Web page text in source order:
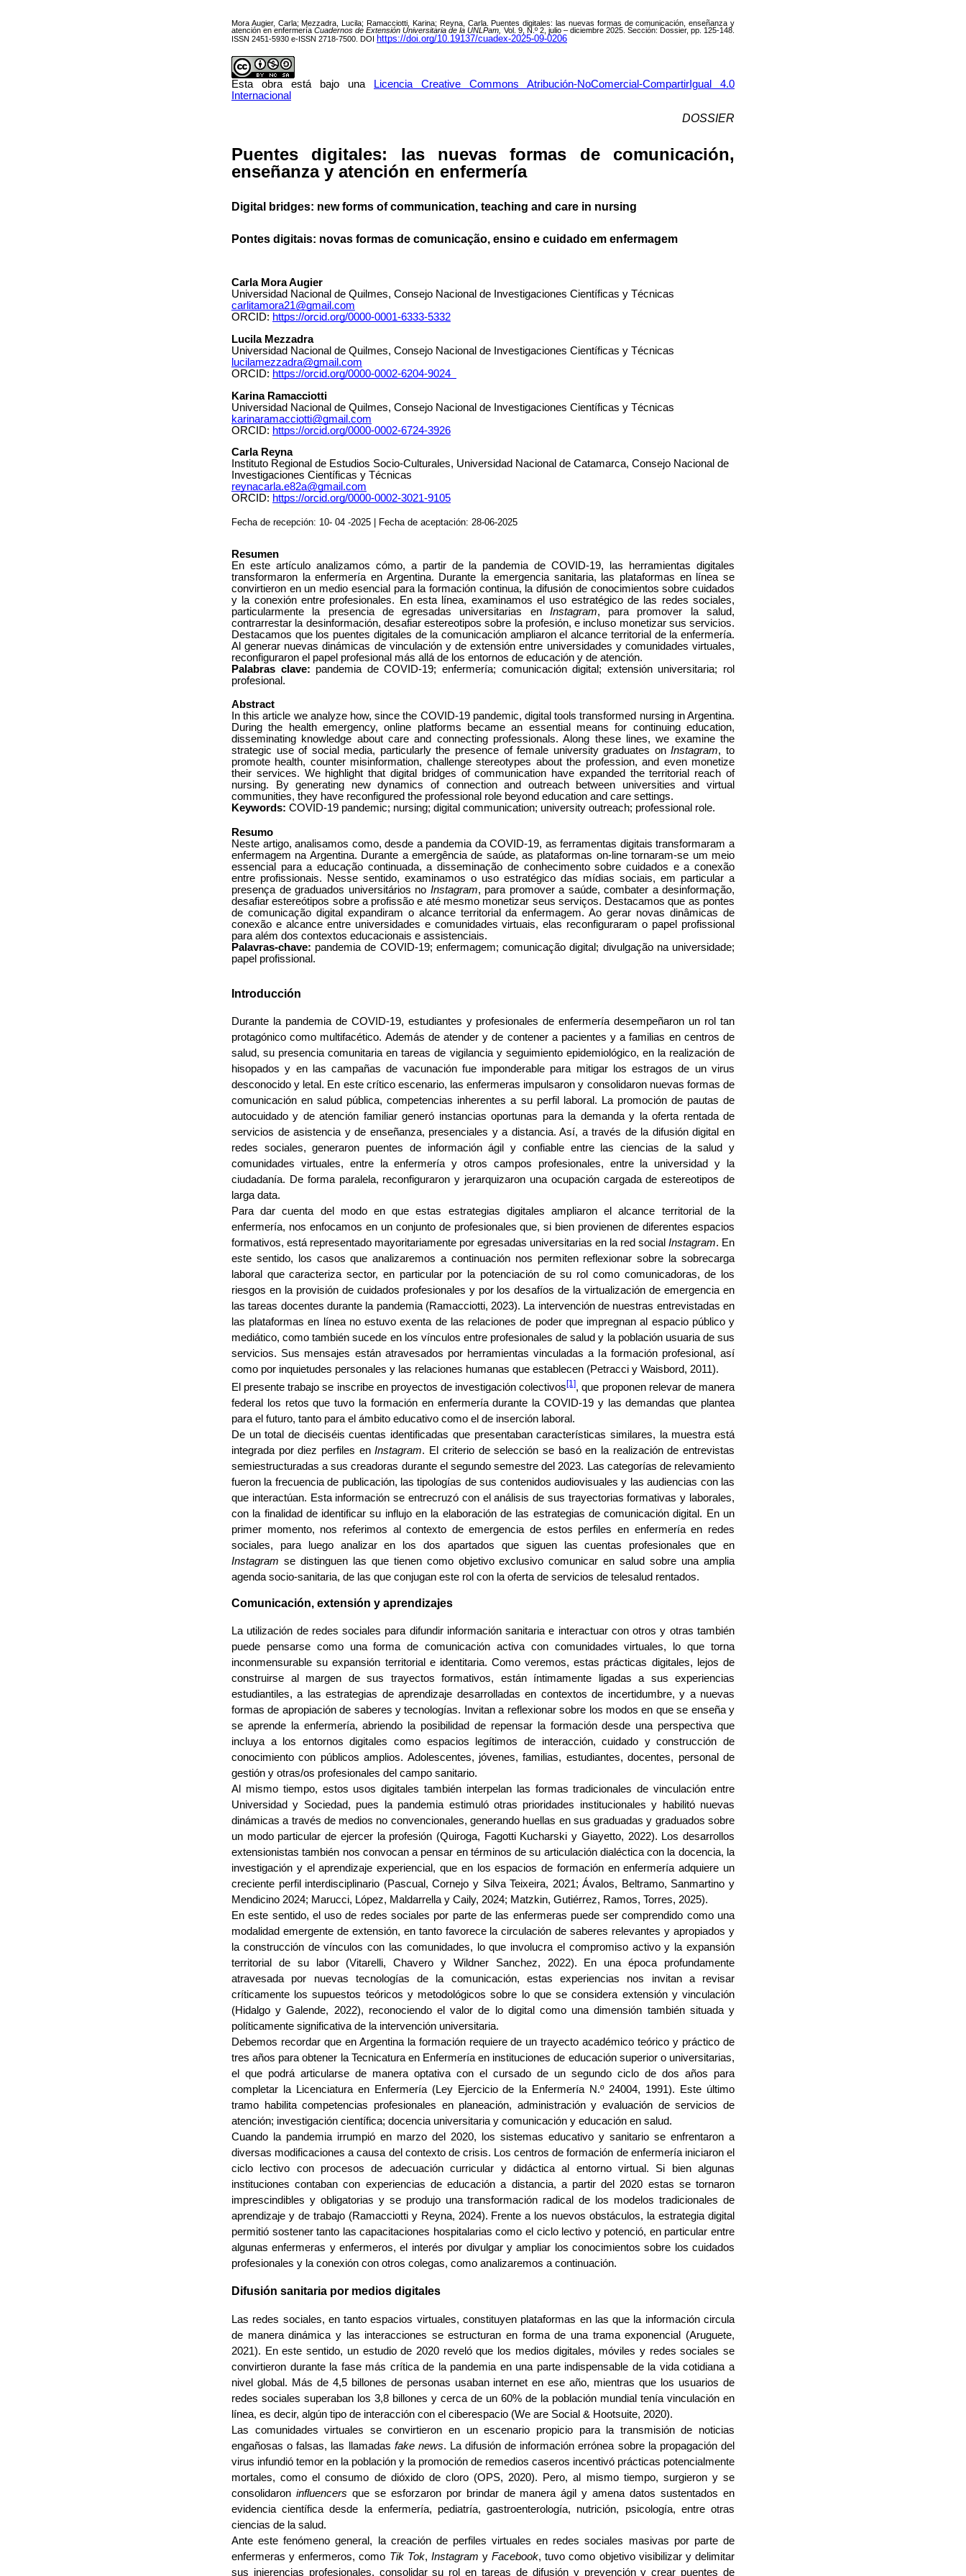
Mora Augier, Carla; Mezzadra, Lucila; Ramacciotti, Karina; Reyna, Carla. Puentes digitales: las nuevas formas de comunicación, enseñanza y
atención en enfermeríaCuadernos de Extensión Universitaria de la UNLPam Vol. 9, N.º 2, julio – diciembre 2025. Sección: Dossier, pp. 125-148.
ISSN 2451-5930 e-ISSN 2718-7500. DOI https://doi.org/10.19137/cuadex-2025-09-0206
Esta obra está bajo una
Licencia Creative Commons Atribución-NoComercial-CompartirIgual 4.0
Internacional
DOSSIER
Puentes digitales: las nuevas formas de comunicación,
enseñanza y atención en enfermería
Digital bridges: new forms of communication, teaching and care in nursing
Pontes digitais: novas formas de comunicação, ensino e cuidado em enfermagem
Carla Mora Augier
Universidad Nacional de Quilmes, Consejo Nacional de Investigaciones Científicas y Técnicas
carlitamora21@gmail.com
ORCID: https://orcid.org/0000-0001-6333-5332
Lucila Mezzadra
Universidad Nacional de Quilmes, Consejo Nacional de Investigaciones Científicas y Técnicas
lucilamezzadra@gmail.com
ORCID: https://orcid.org/0000-0002-6204-9024
Karina Ramacciotti
Universidad Nacional de Quilmes, Consejo Nacional de Investigaciones Científicas y Técnicas
karinaramacciotti@gmail.com
ORCID: https://orcid.org/0000-0002-6724-3926
Carla Reyna
Instituto Regional de Estudios Socio-Culturales, Universidad Nacional de Catamarca, Consejo Nacional de
Investigaciones Científicas y Técnicas
reynacarla.e82a@gmail.com
ORCID: https://orcid.org/0000-0002-3021-9105
Fecha de recepción: 10- 04 -2025 | Fecha de aceptación: 28-06-2025
Resumen
En este artículo analizamos cómo, a partir de la pandemia de COVID-19, las herramientas digitales
transformaron la enfermería en Argentina. Durante la emergencia sanitaria, las plataformas en línea se
convirtieron en un medio esencial para la formación continua, la difusión de conocimientos sobre cuidados
y la conexión entre profesionales. En esta línea, examinamos el uso estratégico de las redes sociales,
particularmente la presencia de egresadas universitarias en Instagram, para promover la salud,
contrarrestar la desinformación, desafiar estereotipos sobre la profesión, e incluso monetizar sus servicios.
Destacamos que los puentes digitales de la comunicación ampliaron el alcance territorial de la enfermería.
Al generar nuevas dinámicas de vinculación y de extensión entre universidades y comunidades virtuales,
reconfiguraron el papel profesional más allá de los entornos de educación y de atención.
Palabras clave: pandemia de COVID-19; enfermería; comunicación digital; extensión universitaria; rol
profesional.
Abstract
In this article we analyze how, since the COVID-19 pandemic, digital tools transformed nursing in Argentina.
During the health emergency, online platforms became an essential means for continuing education,
disseminating knowledge about care and connecting professionals. Along these lines, we examine the
strategic use of social media, particularly the presence of female university graduates onInstagram, to
promote health, counter misinformation, challenge stereotypes about the profession, and even monetize
their services. We highlight that digital bridges of communication have expanded the territorial reach of
nursing. By generating new dynamics of connection and outreach between universities and virtual
communities, they have reconfigured the professional role beyond education and care settings.
Keywords: COVID-19 pandemic; nursing; digital communication; university outreach; professional role.
Resumo
Neste artigo, analisamos como, desde a pandemia da COVID-19, as ferramentas digitais transformaram a
enfermagem na Argentina. Durante a emergência de saúde, as plataformas on-line tornaram-se um meio
essencial para a educação continuada, a disseminação de conhecimento sobre cuidados e a conexão
entre profissionais. Nesse sentido, examinamos o uso estratégico das mídias sociais, em particular a
presença de graduados universitários no Instagram, para promover a saúde, combater a desinformação,
desafiar estereótipos sobre a profissão e até mesmo monetizar seus serviços. Destacamos que as pontes
de comunicação digital expandiram o alcance territorial da enfermagem. Ao gerar novas dinâmicas de
conexão e alcance entre universidades e comunidades virtuais, elas reconfiguraram o papel profissional
para além dos contextos educacionais e assistenciais.
Palavras-chave: pandemia de COVID-19; enfermagem; comunicação digital; divulgação na universidade;
papel profissional.
Introducción
Durante la pandemia de COVID-19, estudiantes y profesionales de enfermería desempeñaron un rol tan
protagónico como multifacético. Además de atender y de contener a pacientes y a familias en centros de
salud, su presencia comunitaria en tareas de vigilancia y seguimiento epidemiológico, en la realización de
hisopados y en las campañas de vacunación fue imponderable para mitigar los estragos de un virus
desconocido y letal. En este crítico escenario, las enfermeras impulsaron y consolidaron nuevas formas de
comunicación en salud pública, competencias inherentes a su perfil laboral. La promoción de pautas de
autocuidado y de atención familiar generó instancias oportunas para la demanda y la oferta rentada de
servicios de asistencia y de enseñanza, presenciales y a distancia. Así, a través de la difusión digital en
redes sociales, generaron puentes de información ágil y confiable entre las ciencias de la salud y
comunidades virtuales, entre la enfermería y otros campos profesionales, entre la universidad y la
ciudadanía. De forma paralela, reconfiguraron y jerarquizaron una ocupación cargada de estereotipos de
larga data.
Para dar cuenta del modo en que estas estrategias digitales ampliaron el alcance territorial de la
enfermería, nos enfocamos en un conjunto de profesionales que, si bien provienen de diferentes espacios
formativos, está representado mayoritariamente por egresadas universitarias en la red social Instagram. En
este sentido, los casos que analizaremos a continuación nos permiten reflexionar sobre la sobrecarga
laboral que caracteriza sector, en particular por la potenciación de su rol como comunicadoras, de los
riesgos en la provisión de cuidados profesionales y por los desafíos de la virtualización de emergencia en
las tareas docentes durante la pandemia (Ramacciotti, 2023). La intervención de nuestras entrevistadas en
las plataformas en línea no estuvo exenta de las relaciones de poder que impregnan al espacio público y
mediático, como también sucede en los vínculos entre profesionales de salud y la población usuaria de sus
servicios. Sus mensajes están atravesados por herramientas vinculadas a la formación profesional, así
como por inquietudes personales y las relaciones humanas que establecen (Petracci y Waisbord, 2011).
El presente trabajo se inscribe en proyectos de investigación colectivos[1], que proponen relevar de manera
federal los retos que tuvo la formación en enfermería durante la COVID-19 y las demandas que plantea
para el futuro, tanto para el ámbito educativo como el de inserción laboral.
De un total de dieciséis cuentas identificadas que presentaban características similares, la muestra está
integrada por diez perfiles enInstagram. El criterio de selección se basó en la realización de entrevistas
semiestructuradas a sus creadoras durante el segundo semestre del 2023. Las categorías de relevamiento
fueron la frecuencia de publicación, las tipologías de sus contenidos audiovisuales y las audiencias con las
que interactúan. Esta información se entrecruzó con el análisis de sus trayectorias formativas y laborales,
con la finalidad de identificar su influjo en la elaboración de las estrategias de comunicación digital. En un
primer momento, nos referimos al contexto de emergencia de estos perfiles en enfermería en redes
sociales, para luego analizar en los dos apartados que siguen las cuentas profesionales que en
Instagram se distinguen las que tienen como objetivo exclusivo comunicar en salud sobre una amplia
agenda socio-sanitaria, de las que conjugan este rol con la oferta de servicios de telesalud rentados.
Comunicación, extensión y aprendizajes
La utilización de redes sociales para difundir información sanitaria e interactuar con otros y otras también
puede pensarse como una forma de comunicación activa con comunidades virtuales, lo que torna
inconmensurable su expansión territorial e identitaria. Como veremos, estas prácticas digitales, lejos de
construirse al margen de sus trayectos formativos, están íntimamente ligadas a sus experiencias
estudiantiles, a las estrategias de aprendizaje desarrolladas en contextos de incertidumbre, y a nuevas
formas de apropiación de saberes y tecnologías. Invitan a reflexionar sobre los modos en que se enseña y
se aprende la enfermería, abriendo la posibilidad de repensar la formación desde una perspectiva que
incluya a los entornos digitales como espacios legítimos de interacción, cuidado y construcción de
conocimiento con públicos amplios. Adolescentes, jóvenes, familias, estudiantes, docentes, personal de
gestión y otras/os profesionales del campo sanitario.
Al mismo tiempo, estos usos digitales también interpelan las formas tradicionales de vinculación entre
Universidad y Sociedad, pues la pandemia estimuló otras prioridades institucionales y habilitó nuevas
dinámicas a través de medios no convencionales, generando huellas en sus graduadas y graduados sobre
un modo particular de ejercer la profesión (Quiroga, Fagotti Kucharski y Giayetto, 2022). Los desarrollos
extensionistas también nos convocan a pensar en términos de su articulación dialéctica con la docencia, la
investigación y el aprendizaje experiencial, que en los espacios de formación en enfermería adquiere un
creciente perfil interdisciplinario (Pascual, Cornejo y Silva Teixeira, 2021; Ávalos, Beltramo, Sanmartino y
Mendicino 2024; Marucci, López, Maldarrella y Caily, 2024; Matzkin, Gutiérrez, Ramos, Torres, 2025).
En este sentido, el uso de redes sociales por parte de las enfermeras puede ser comprendido como una
modalidad emergente de extensión, en tanto favorece la circulación de saberes relevantes y apropiados y
la construcción de vínculos con las comunidades, lo que involucra el compromiso activo y la expansión
territorial de su labor (Vitarelli, Chavero y Wildner Sanchez, 2022). En una época profundamente
atravesada por nuevas tecnologías de la comunicación, estas experiencias nos invitan a revisar
críticamente los supuestos teóricos y metodológicos sobre lo que se considera extensión y vinculación
(Hidalgo y Galende, 2022), reconociendo el valor de lo digital como una dimensión también situada y
políticamente significativa de la intervención universitaria.
Debemos recordar que en Argentina la formación requiere de un trayecto académico teórico y práctico de
tres años para obtener la Tecnicatura en Enfermería en instituciones de educación superior o universitarias,
el que podrá articularse de manera optativa con el cursado de un segundo ciclo de dos años para
completar la Licenciatura en Enfermería (Ley Ejercicio de la Enfermería N.º 24004, 1991). Este último
tramo habilita competencias profesionales en planeación, administración y evaluación de servicios de
atención; investigación científica; docencia universitaria y comunicación y educación en salud.
Cuando la pandemia irrumpió en marzo del 2020, los sistemas educativo y sanitario se enfrentaron a
diversas modificaciones a causa del contexto de crisis. Los centros de formación de enfermería iniciaron el
ciclo lectivo con procesos de adecuación curricular y didáctica al entorno virtual. Si bien algunas
instituciones contaban con experiencias de educación a distancia, a partir del 2020 estas se tornaron
imprescindibles y obligatorias y se produjo una transformación radical de los modelos tradicionales de
aprendizaje y de trabajo (Ramacciotti y Reyna, 2024). Frente a los nuevos obstáculos, la estrategia digital
permitió sostener tanto las capacitaciones hospitalarias como el ciclo lectivo y potenció, en particular entre
algunas enfermeras y enfermeros, el interés por divulgar y ampliar los conocimientos sobre los cuidados
profesionales y la conexión con otros colegas, como analizaremos a continuación.
Difusión sanitaria por medios digitales
Las redes sociales, en tanto espacios virtuales, constituyen plataformas en las que la información circula
de manera dinámica y las interacciones se estructuran en forma de una trama exponencial (Aruguete,
2021). En este sentido, un estudio de 2020 reveló que los medios digitales, móviles y redes sociales se
convirtieron durante la fase más crítica de la pandemia en una parte indispensable de la vida cotidiana a
nivel global. Más de 4,5 billones de personas usaban internet en ese año, mientras que los usuarios de
redes sociales superaban los 3,8 billones y cerca de un 60% de la población mundial tenía vinculación en
línea, es decir, algún tipo de interacción con el ciberespacio (We are Social & Hootsuite, 2020).
Las comunidades virtuales se convirtieron en un escenario propicio para la transmisión de noticias
engañosas o falsas, las llamadas fake news. La difusión de información errónea sobre la propagación del
virus infundió temor en la población y la promoción de remedios caseros incentivó prácticas potencialmente
mortales, como el consumo de dióxido de cloro (OPS, 2020). Pero, al mismo tiempo, surgieron y se
consolidaron influencers que se esforzaron por brindar de manera ágil y amena datos sustentados en
evidencia científica desde la enfermería, pediatría, gastroenterología, nutrición, psicología, entre otras
ciencias de la salud.
Ante este fenómeno general, la creación de perfiles virtuales en redes sociales masivas por parte de
enfermeras y enfermeros, como Tik Tok, Instagram yFacebook, tuvo como objetivo visibilizar y delimitar
sus injerencias profesionales, consolidar su rol en tareas de difusión y prevención y crear puentes de